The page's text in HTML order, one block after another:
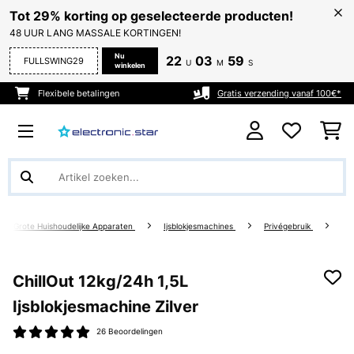
Tot 29% korting op geselecteerde producten!
48 UUR LANG MASSALE KORTINGEN!
FULLSWING29
Nu
winkelen
22 U 03 M 59 S
Flexibele betalingen Gratis verzending vanaf 100€*
Grote Huishoudelijke Apparaten Ijsblokjesmachines Privégebruik
ChillOut 12kg/24h 1,5L
Ijsblokjesmachine Zilver
26 Beoordelingen